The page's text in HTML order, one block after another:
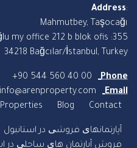
Address:
Mahmutbey, Taşocağı
my office 212 b blok ofis :355
34218 Bağcılar/İstanbul, Turkey
Phone
+90 544 560 40 00
Email
info@arenproperty.com
Properties Blog Contact
آپارتمانهای فروشی در استانبول
فروش آپارتمان های ساحلی در